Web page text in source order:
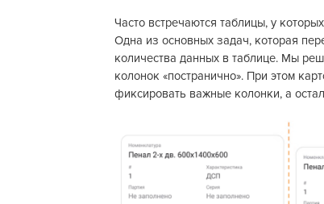
Часто встречаются таблицы, у
Одна из основных задач, которая
количества данных в таблице. Мы
колонок «постранично». При этом
фиксировать важные колонки, а